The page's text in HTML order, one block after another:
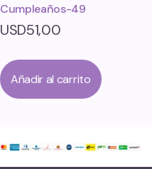
Cumpleaños-49
USD51,00
Añadir al carrito